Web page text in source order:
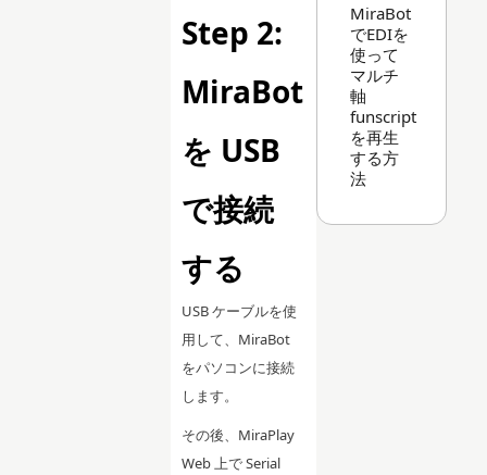
Step 2:
MiraBot
を USB
で接続
する
USB ケーブルを使
用して、MiraBot
をパソコンに接続
します。
その後、MiraPlay
Web 上で Serial
MiraBot
でEDIを
使って
マルチ
軸
funscript
を再生
する方
法